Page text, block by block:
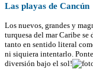
Las playas de Cancún
Los nuevos, grandes y
turquesa del mar Caribe se
tanto en sentido literal
ni siquiera intentarlo.
diversión bajo el sol!